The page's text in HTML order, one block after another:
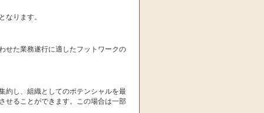
なります。
せた業務遂行に適したフットワークの
約し、組織としてのポテンシャルを最
せることができます。この場合は一部